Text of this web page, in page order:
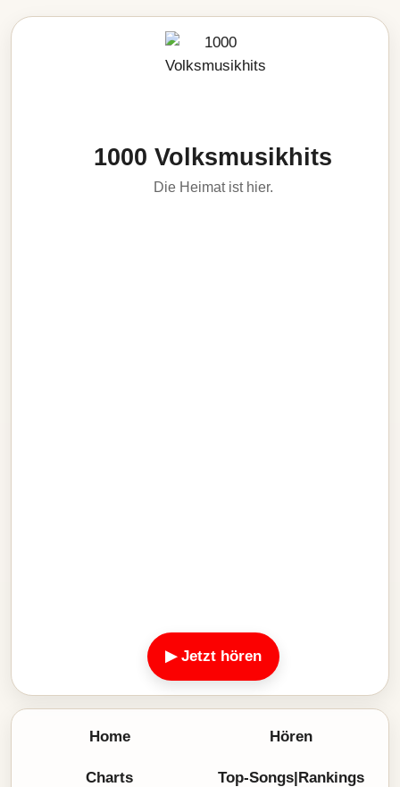
1000 Volksmusikhits
Die Heimat ist hier.
▶ Jetzt hören
Home Hören
Charts Top-Songs|Rankings